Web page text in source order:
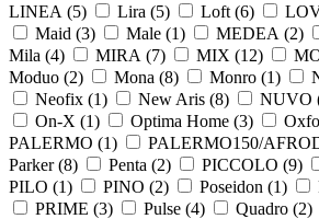
LINEA (5) Lira (5) Loft (6)
Maid (3) Male (1) MEDEA (2)
Mila (4) MIRA (7) MIX (12)
Moduo (2) Mona (8) Monro (1)
Neofix (1) New Aris (8) NUVO
On-X (1) Optima Home (3)
PALERMO (1) PALERMO150/
Parker (8) Penta (2) PICCOLO (9)
PILO (1) PINO (2) Poseidon (1)
PRIME (3) Pulse (4) Quadro (2)